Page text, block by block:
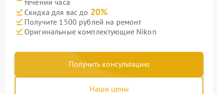
течении часа
Скидка для вас до 20%
Получите 1500 рублей на ремонт
Оригинальные комплектующие Nikon
Получить консультацию
Наши цены